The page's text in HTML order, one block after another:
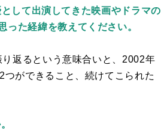
して出演してきた映画やドラマの
た経緯を教えてください。
返るという意味合いと、 2002年
2つができること、続けてこられた